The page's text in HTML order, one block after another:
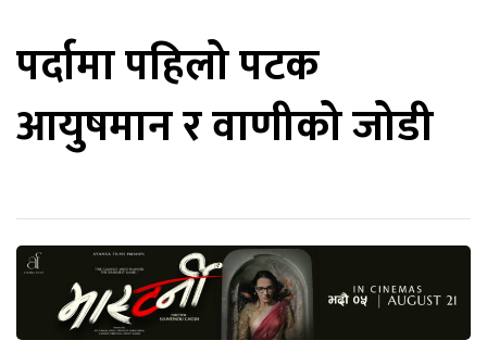
पर्दामा पहिलो पटक
आयुषमान र वाणीको जोडी